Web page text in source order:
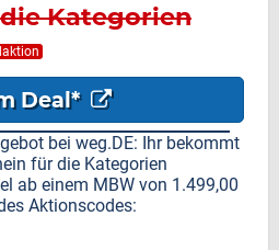
Kategorien
und Hotel
Deal*
bei weg.DE: Ihr bekommt
für die Kategorien
ab einem MBW von 1.499,00
Aktionscodes: